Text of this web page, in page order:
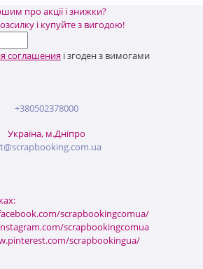
про акції і знижки?
і купуйте з вигодою!
соглашения і згоден з вимогами
+380502378000
Україна, м.Дніпро
scrapbookingcomua/
scrapbookingcomua
scrapbookingua/